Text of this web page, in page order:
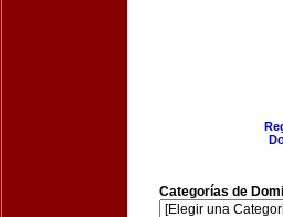
Categorías de